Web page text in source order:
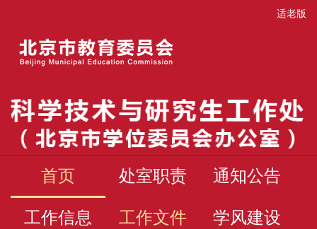
适老版
首页 处室职责 通知公告
工作信息 工作文件 学风建设